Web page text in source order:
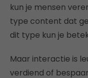
kun je mensen
type content dat
dit type kun je
Maar interactie is
verdiend of